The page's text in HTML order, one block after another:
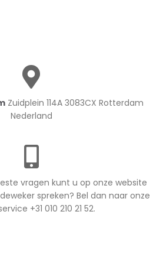
Zuidplein 114A 3083CX Rotterdam
Nederland
vragen kunt u op onze website
spreken? Bel dan naar onze
+31 010 210 21 52.